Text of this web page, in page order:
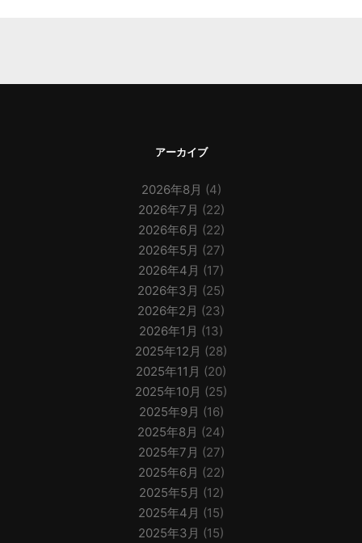
アーカイブ
2026年8月 (4)
2026年7月 (22)
2026年6月 (22)
2026年5月 (27)
2026年4月 (17)
2026年3月 (25)
2026年2月 (23)
2026年1月 (13)
2025年12月 (28)
2025年11月 (20)
2025年10月 (25)
2025年9月 (16)
2025年8月 (24)
2025年7月 (27)
2025年6月 (22)
2025年5月 (12)
2025年4月 (15)
2025年3月 (15)